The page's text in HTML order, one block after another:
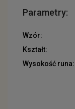
Parametry:
Wzór:
Kształt:
Wysokość runa: